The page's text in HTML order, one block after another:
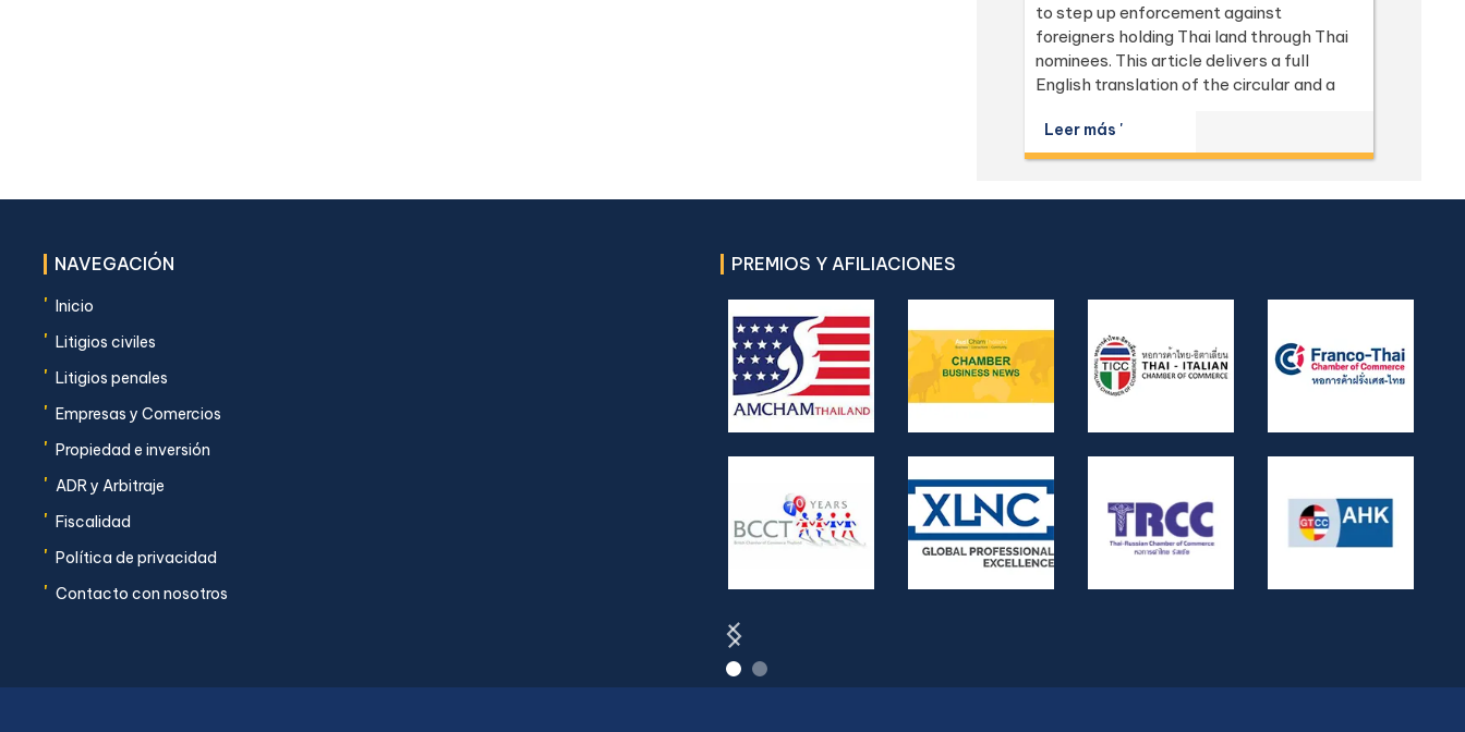
to step up enforcement against
foreigners holding Thai land through Thai
nominees. This article delivers a full
English translation of the circular and a
(Sections 74, 86, 94, 96 bis, 97, 98, 111,
112, 113) and the Penal Code (Sections 137
Supreme Court (Dika) authorities including
Leer más '
NAVEGACIÓN
' Inicio
' Litigios civiles
' Litigios penales
' Empresas y Comercios
' Propiedad e inversión
' ADR y Arbitraje
' Fiscalidad
' Política de privacidad
' Contacto con nosotros
PREMIOS Y AFILIACIONES